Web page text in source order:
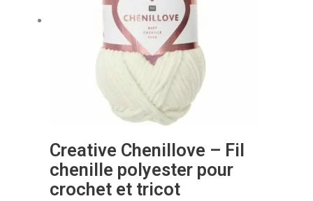
Creative Chenillove – Fil
chenille polyester pour
crochet et tricot